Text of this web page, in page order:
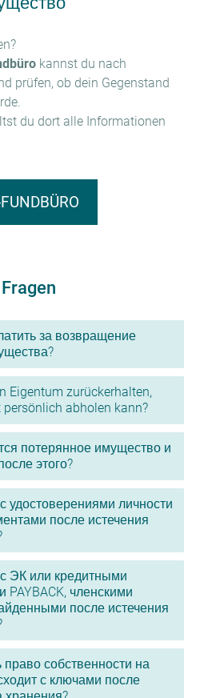
kannst du nach
prüfen, ob dein Gegenstand
du dort alle Informationen
за возвращение
Eigentum zurückerhalten,
abholen kann?
потерянное имущество и
этого?
удостоверениями личности
после истечения
ЭК или кредитными
PAYBACK, членскими
после истечения
право собственности на
с ключами после